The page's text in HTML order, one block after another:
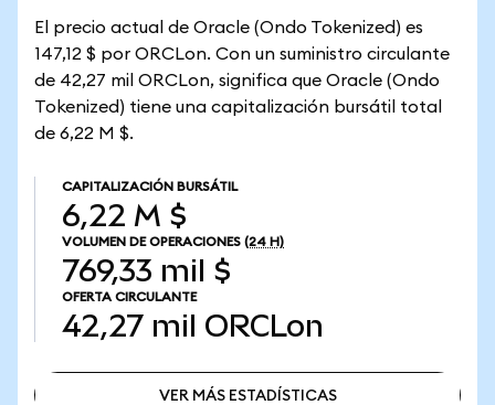
El precio actual de Oracle (Ondo Tokenized) es
147,12 $ por ORCLon. Con un suministro circulante
de 42,27 mil ORCLon, significa que Oracle (Ondo
Tokenized) tiene una capitalización bursátil total
de 6,22 M $.
CAPITALIZACIÓN BURSÁTIL
6,22 M $
VOLUMEN DE OPERACIONES (24 H)
769,33 mil $
OFERTA CIRCULANTE
42,27 mil ORCLon
VER MÁS ESTADÍSTICAS